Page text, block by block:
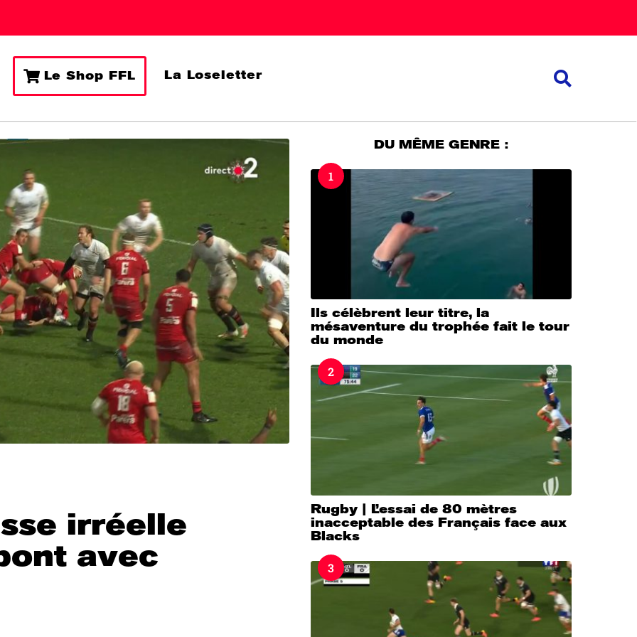
Le Shop FFL La Loseletter
irréelle
avec
DU MÊME GENRE :
1
Ils célèbrent leur titre, la
mésaventure du trophée fait le tour
du monde
2
Rugby | L’essai de 80 mètres
inacceptable des Français face aux
Blacks
3